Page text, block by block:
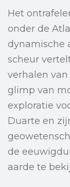
Het
onder de
dynamische
scheur
verhalen
glimp van
exploratie
Duarte en
de
aarde te